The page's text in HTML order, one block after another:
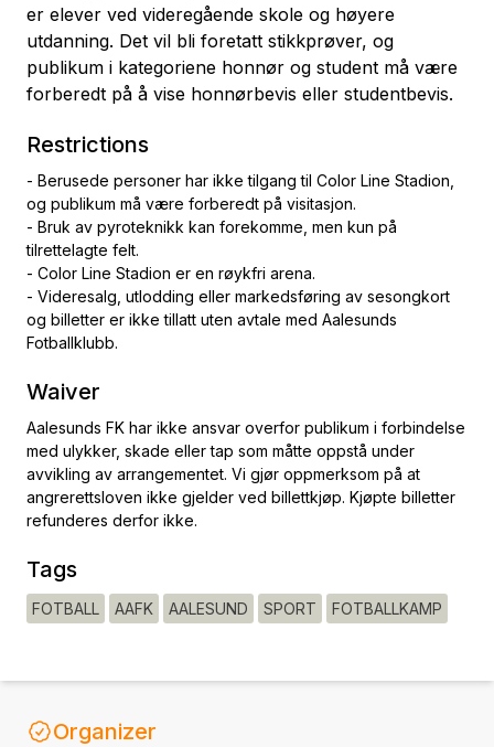
er elever ved videregående skole og høyere
utdanning. Det vil bli foretatt stikkprøver, og
publikum i kategoriene honnør og student må være
forberedt på å vise honnørbevis eller studentbevis.
Restrictions
- Berusede personer har ikke tilgang til Color Line Stadion,
og publikum må være forberedt på visitasjon.
- Bruk av pyroteknikk kan forekomme, men kun på
tilrettelagte felt.
- Color Line Stadion er en røykfri arena.
- Videresalg, utlodding eller markedsføring av sesongkort
og billetter er ikke tillatt uten avtale med Aalesunds
Fotballklubb.
Waiver
Aalesunds FK har ikke ansvar overfor publikum i forbindelse
med ulykker, skade eller tap som måtte oppstå under
avvikling av arrangementet. Vi gjør oppmerksom på at
angrerettsloven ikke gjelder ved billettkjøp. Kjøpte billetter
refunderes derfor ikke.
Tags
FOTBALL AAFK AALESUND SPORT FOTBALLKAMP
Organizer